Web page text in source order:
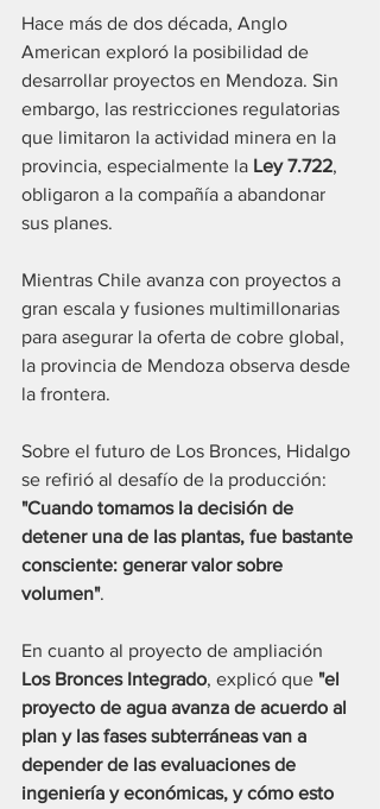
Hace más de dos década, Anglo
American exploró la posibilidad de
desarrollar proyectos en Mendoza. Sin
embargo, las restricciones regulatorias
que limitaron la actividad minera en la
provincia, especialmente la Ley 7.722,
obligaron a la compañía a abandonar
sus planes.
Mientras Chile avanza con proyectos a
gran escala y fusiones multimillonarias
para asegurar la oferta de cobre global,
la provincia de Mendoza observa desde
la frontera.
Sobre el futuro de Los Bronces, Hidalgo
se refirió al desafío de la producción:
"Cuando tomamos la decisión de
detener una de las plantas, fue bastante
consciente: generar valor sobre
volumen".
En cuanto al proyecto de ampliación
Los Bronces Integrado, explicó que "el
proyecto de agua avanza de acuerdo al
plan y las fases subterráneas van a
depender de las evaluaciones de
ingeniería y económicas, y cómo esto